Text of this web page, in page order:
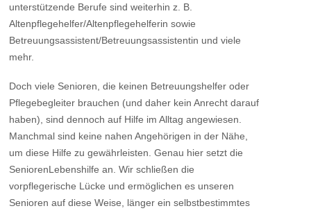
unterstützende Berufe sind weiterhin z. B.
Altenpflegehelfer/Altenpflegehelferin sowie
Betreuungsassistent/Betreuungsassistentin und viele
mehr.
Doch viele Senioren, die keinen Betreuungshelfer oder
Pflegebegleiter brauchen (und daher kein Anrecht darauf
haben), sind dennoch auf Hilfe im Alltag angewiesen.
Manchmal sind keine nahen Angehörigen in der Nähe,
um diese Hilfe zu gewährleisten. Genau hier setzt die
SeniorenLebenshilfe an. Wir schließen die
vorpflegerische Lücke und ermöglichen es unseren
Senioren auf diese Weise, länger ein selbstbestimmtes